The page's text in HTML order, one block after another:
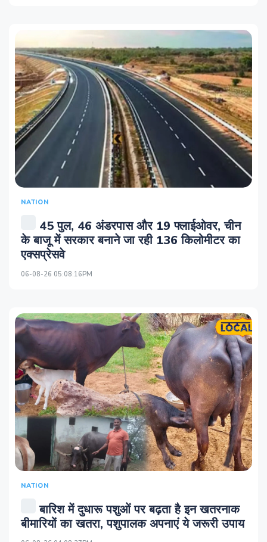
NATION
45 पुल, 46 अंडरपास और 19 फ्लाईओवर, चीन
के बाजू में सरकार बनाने जा रही 136 किलोमीटर का
एक्सप्रेसवे
06-08-26 05:08:16PM
NATION
बारिश में दुधारू पशुओं पर बढ़ता है इन खतरनाक
बीमारियों का खतरा, पशुपालक अपनाएं ये जरूरी उपाय